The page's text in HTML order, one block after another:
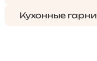
Кухонные